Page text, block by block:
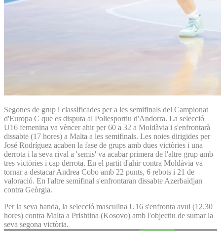
Segones de grup i classificades per a les semifinals del Campionat
d'Europa C que es disputa al Poliesportiu d'Andorra. La selecció
U16 femenina va vèncer ahir per 60 a 32 a Moldàvia i s'enfrontarà
dissabte (17 hores) a Malta a les semifinals. Les noies dirigides per
José Rodríguez acaben la fase de grups amb dues victòries i una
derrota i la seva rival a 'semis' va acabar primera de l'altre grup amb
tres victòries i cap derrota. En el partit d'ahir contra Moldàvia va
tornar a destacar Andrea Cobo amb 22 punts, 6 rebots i 21 de
valoració. En l'altre semifinal s'enfrontaran dissabte Azerbaidjan
contra Geòrgia.
Per la seva banda, la selecció masculina U16 s'enfronta avui (12.30
hores) contra Malta a Prishtina (Kosovo) amb l'objectiu de sumar la
seva segona victòria.